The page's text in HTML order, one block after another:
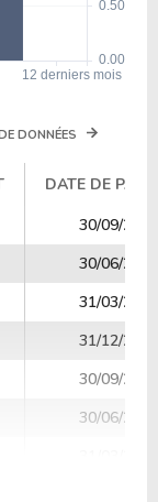
DONNÉES
DATE DE
DATE DE
30/09/2026
30/06/2026
31/03/2026
31/12/2025
30/09/2025
30/06/2025